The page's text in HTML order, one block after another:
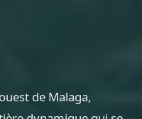
de Malaga,